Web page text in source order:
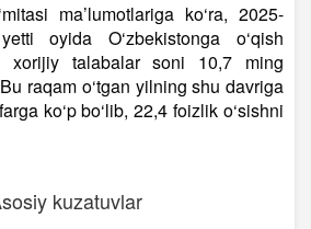
ma’lumotlariga ko‘ra, 2025-
oyida O‘zbekistonga o‘qish
xorijiy talabalar soni 10,7 ming
raqam o‘tgan yilning shu davriga
ko‘p bo‘lib, 22,4 foizlik o‘sishni
kuzatuvlar